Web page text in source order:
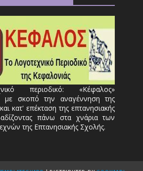
περιοδικό: «Κέφαλος»
με σκοπό την αναγέννηση της
κατ' επέκταση της επτανησιακής
πάνω στα χνάρια των
της Επτανησιακής Σχολής.